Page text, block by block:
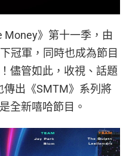
Money》第十一季，由
冠軍，同時也成為節目
儘管如此，收視、話題
傳出《SMTM》系列將
全新嘻哈節目。